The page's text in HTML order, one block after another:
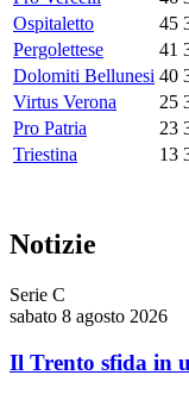
Ospitaletto
45
Pergolettese
41
Dolomiti Bellunesi 40
Virtus Verona
25
Pro Patria
23
Triestina
13
Notizie
Serie C
sabato 8 agosto 2026
Il Trento sfida in